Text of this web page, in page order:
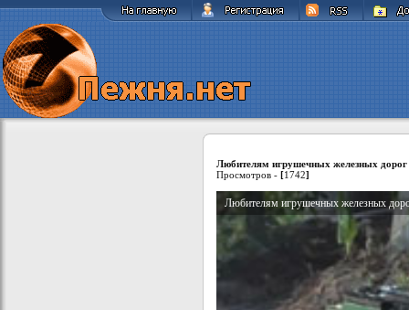
Любителям игрушечных железных дорог
Просмотров - [1742]
Любителям игрушечных железных